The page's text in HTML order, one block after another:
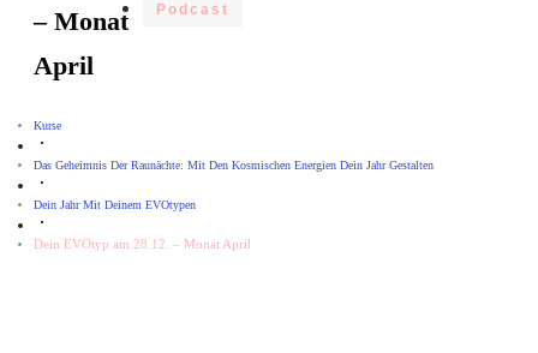
Podcast
– Monat
April
Kurse
Das Geheimnis Der Raunächte: Mit Den Kosmischen Energien Dein Jahr Gestalten
Dein Jahr Mit Deinem EVOtypen
Dein EVOtyp am 28.12. – Monat April